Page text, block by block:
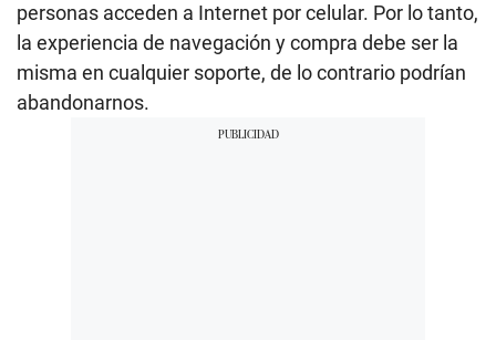
personas acceden a Internet por celular. Por lo tanto,
la experiencia de navegación y compra debe ser la
misma en cualquier soporte, de lo contrario podrían
abandonarnos.